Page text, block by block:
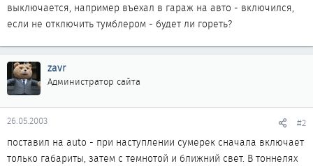
выключается, например въехал в гараж на авто - включился,
если не отключить тумблером - будет ли гореть?
zavr
Администратор сайта
26.05.2003 #2
поставил на auto - при наступлении сумерек сначала включает
только габариты, затем с темнотой и ближний свет. В тоннелях